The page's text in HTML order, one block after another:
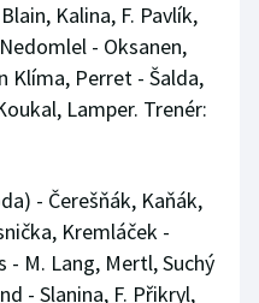
Kalina, F. Pavlík,
- Oksanen,
Klíma, Perret - Šalda,
Lamper. Trenér:
- Čerešňák, Kaňák,
Kremláček -
- M. Lang, Mertl, Suchý
- Slanina, F. Přikryl,